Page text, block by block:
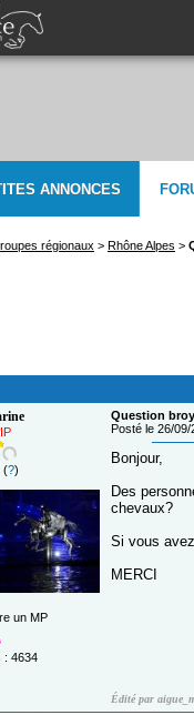
ANNONCES
régionaux > Rhône Alpes >
(?)
un MP
: 4634
Question
Posté le 26/
Bonjour,
Des
chevaux?
Si vous
MERCI
Édité par